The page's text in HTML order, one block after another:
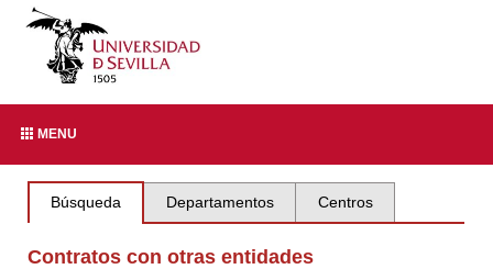
MENU
Búsqueda Departamentos Centros
Contratos con otras entidades